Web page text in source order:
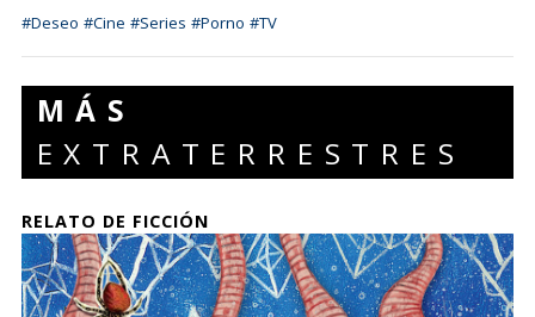
#Deseo #Cine #Series #Porno #TV
MÁS
EXTRATERRESTRES
RELATO DE FICCIÓN